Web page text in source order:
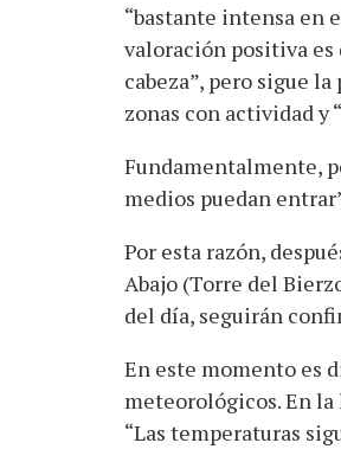
“bastante intensa en
valoración positiva es
cabeza”, pero sigue
zonas con actividad y
Fundamentalmente,
medios puedan
Por esta razón,
Abajo (Torre del
del día, seguirán
En este momento es
meteorológicos. En
“Las temperaturas